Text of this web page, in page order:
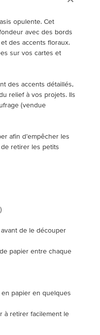
opulente. Cet
avec des bords
des accents floraux.
sur vos cartes et
des accents détaillés,
relief à vos projets. Ils
(vendue
afin d’empêcher les
retirer les petits
de le découper
papier entre chaque
papier en quelques
à retirer facilement le